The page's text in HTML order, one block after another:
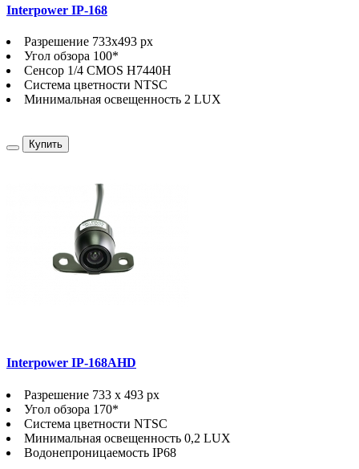
Interpower IP-168
Разрешение 733х493 px
Угол обзора 100*
Сенсор 1/4 CMOS H7440H
Система цветности NTSC
Минимальная освещенность 2 LUX
Купить
Interpower IP-168AHD
Разрешение 733 x 493 px
Угол обзора 170*
Система цветности NTSC
Минимальная освещенность 0,2 LUX
Водонепроницаемость IP68